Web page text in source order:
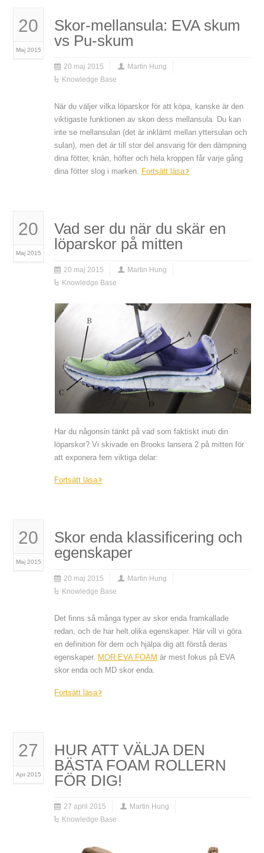
20
Maj 2015
Skor-mellansula: EVA skum
vs Pu-skum
20 maj 2015
Martin Hung
Knowledge Base
När du väljer vilka löparskor för att köpa, kanske är den
viktigaste funktionen av skon dess mellansula. Du kan
inte se mellansulan (det är inklämt mellan yttersulan och
sulan), men det är till stor del ansvarig för den dämpning
dina fötter, knän, höfter och hela kroppen får varje gång
dina fötter slog i marken. Fortsätt läsa
20
Maj 2015
Vad ser du när du skär en
löparskor på mitten
20 maj 2015
Martin Hung
Knowledge Base
Har du någonsin tänkt på vad som faktiskt inuti din
löparskor? Vi skivade en Brooks lansera 2 på mitten för
att exponera fem viktiga delar:
Fortsätt läsa
20
Maj 2015
Skor enda klassificering och
egenskaper
20 maj 2015
Martin Hung
Knowledge Base
Det finns så många typer av skor enda framkallade
redan, och de har helt olika egenskaper. Här vill vi göra
en definition för dem och hjälpa dig att förstå deras
egenskaper. MOR EVA FOAM är mest fokus på EVA
skor enda och MD skor enda.
Fortsätt läsa
27
Apr 2015
HUR ATT VÄLJA DEN
BÄSTA FOAM ROLLERN
FÖR DIG!
27 april 2015
Martin Hung
Knowledge Base